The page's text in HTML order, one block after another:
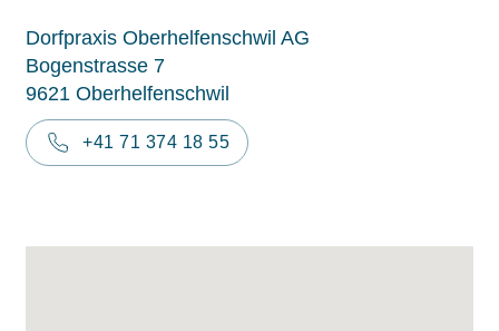
Dorfpraxis Oberhelfenschwil AG
Bogenstrasse 7
9621 Oberhelfenschwil
+41 71 374 18 55